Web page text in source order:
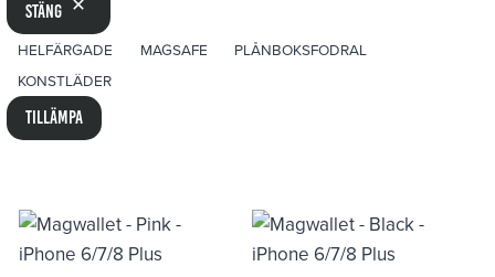
Stäng
ETIKETT
HELFÄRGADE MAGSAFE
PLÅNBOKSFODRAL
KONSTLÄDER
Tillämpa